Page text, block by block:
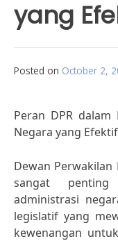
yang
Posted on October 2,
Peran DPR
Negara yang Efektif
Dewan Perwakilan
sangat
administrasi
legislatif yang
kewenangan